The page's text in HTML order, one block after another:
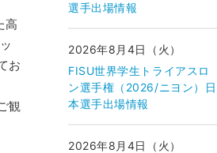
高
お
観
選手出場情報
2026年8月4日（火）
FISU世界学生トライアスロ
ン選手権（2026/ニヨン）日
本選手出場情報
2026年8月4日（火）